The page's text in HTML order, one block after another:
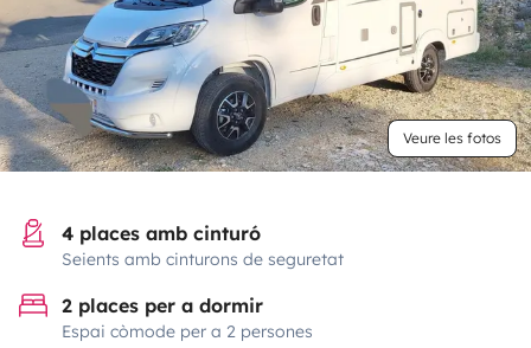
Veure les fotos
4 places amb cinturó
Seients amb cinturons de seguretat
2 places per a dormir
Espai còmode per a 2 persones